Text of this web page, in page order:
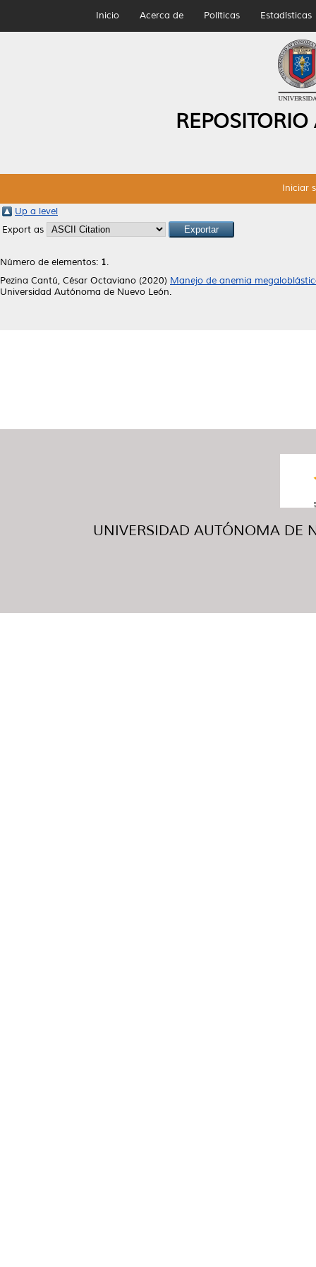
Inicio Acerca de Políticas Estadísticas
Iniciar
Up a level
Export as
Número de elementos: 1.
Pezina Cantú, César Octaviano (2020) Manejo de anemia
Universidad Autónoma de Nuevo León.
UNIVERSIDAD AUTÓNOMA DE